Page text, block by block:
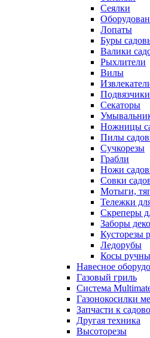
Сеялки
Лопаты
Буры
Валики
Рыхлители
Вилы
Секаторы
Ножницы
Пилы
Сучкорезы
Грабли
Ножи
Совки
Мотыги,
Тележки
Скреперы
Заборы
Кусторезы
Ледорубы
Косы
Навесное
Газовый гриль
Система
Газонокосилки
Запчасти к
Другая техника
Высоторезы